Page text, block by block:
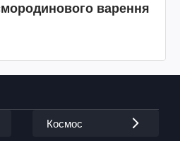
варення
Космос